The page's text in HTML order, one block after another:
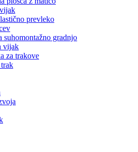
prevleko
suhomontažno gradnjo
vijak
za trakove